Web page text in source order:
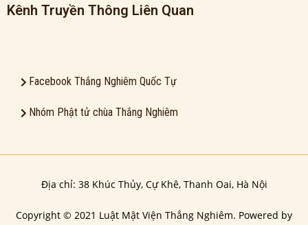
Kênh Truyền Thông Liên Quan
Facebook Thắng Nghiêm Quốc Tự
Nhóm Phật tử chùa Thắng Nghiêm
Địa chỉ: 38 Khúc Thủy, Cự Khê, Thanh Oai, Hà Nội
Copyright © 2021 Luật Mật Viện Thắng Nghiêm. Powered by